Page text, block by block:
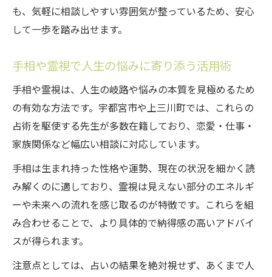
も、気軽に相談しやすい雰囲気が整っているため、安心
して一歩を踏み出せます。
手相や霊視で人生の悩みに寄り添う活用術
手相や霊視は、人生の岐路や悩みの本質を見極めるため
の有効な方法です。宇都宮市や上三川町では、これらの
占術を駆使する先生が多数在籍しており、恋愛・仕事・
家族関係など幅広い相談に対応しています。
手相は生まれ持った性格や運勢、現在の状況を細かく読
み解くのに適しており、霊視は見えない部分のエネルギ
ーや未来への流れを感じ取るのが特徴です。これらを組
み合わせることで、より具体的で納得感の高いアドバイ
スが得られます。
注意点としては、占いの結果を絶対視せず、あくまで人